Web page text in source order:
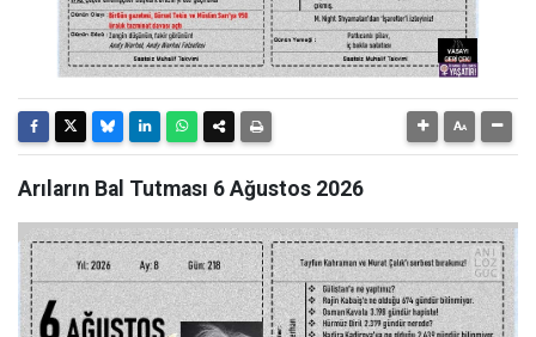
Arıların Bal Tutması 6 Ağustos 2026